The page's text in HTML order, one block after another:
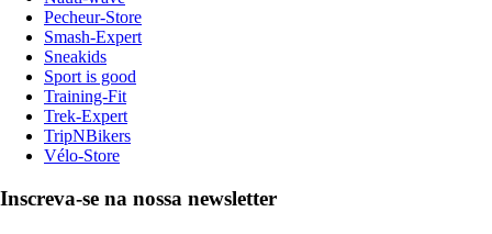
Pecheur-Store
Smash-Expert
Sneakids
Sport is good
Training-Fit
Trek-Expert
TripNBikers
Vélo-Store
Inscreva-se na nossa newsletter